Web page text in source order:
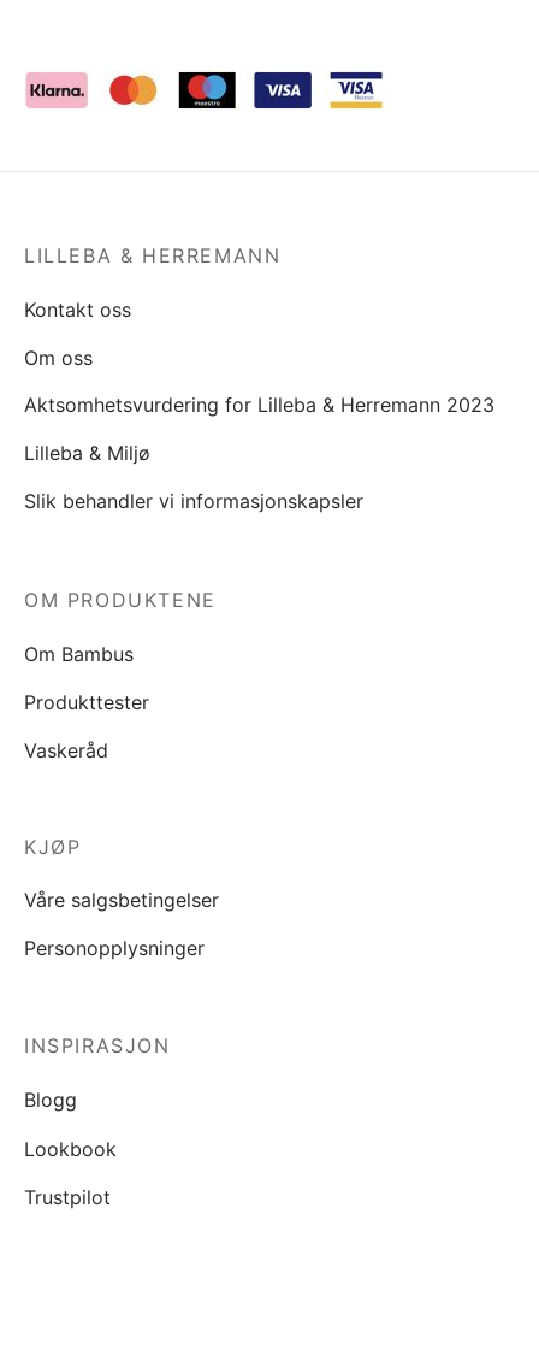
LILLEBA & HERREMANN
Kontakt oss
Om oss
Aktsomhetsvurdering for Lilleba & Herremann 2023
Lilleba & Miljø
Slik behandler vi informasjonskapsler
OM PRODUKTENE
Om Bambus
Produkttester
Vaskeråd
KJØP
Våre salgsbetingelser
Personopplysninger
INSPIRASJON
Blogg
Lookbook
Trustpilot